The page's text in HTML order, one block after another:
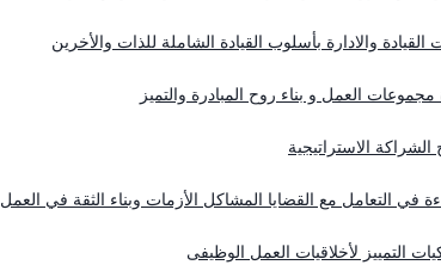
القيادة والادارة بأسلوب القيادة الشاملة للذات والأخرين
مجموعات العمل و بناء روح المبادرة والتميز
الشراكة الاستراتيجية
في التعامل مع القضايا المشاكل الأزمات وبناء الثقة في العمل
التمييز لأخلاقيات العمل الوظيفى